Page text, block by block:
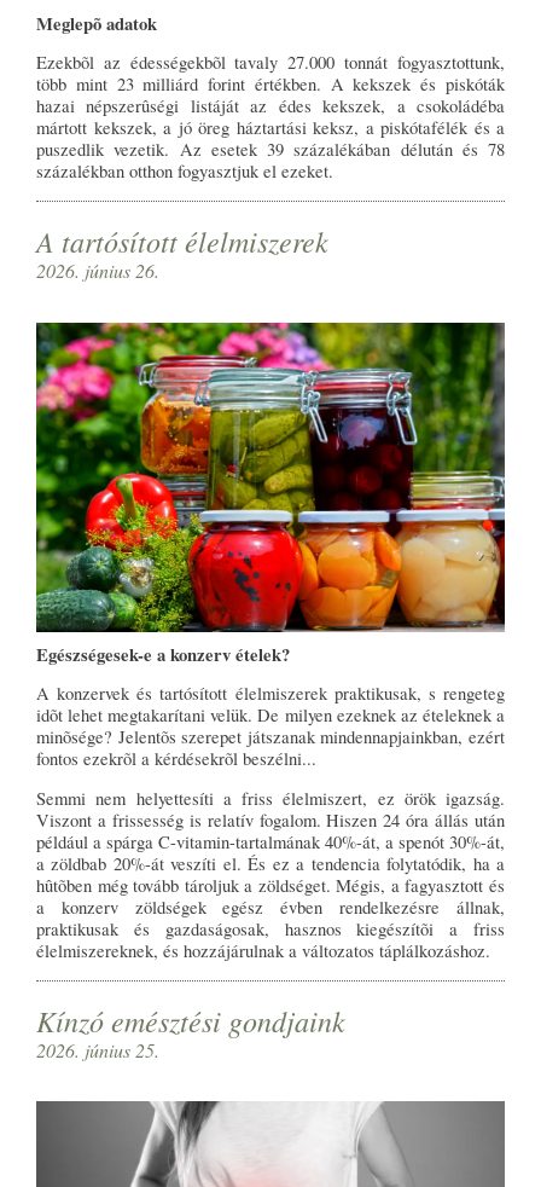
Meglepõ adatok
Ezekbõl az édességekbõl tavaly 27.000 tonnát fogyasztottunk,
több mint 23 milliárd forint értékben. A kekszek és piskóták
hazai népszerûségi listáját az édes kekszek, a csokoládéba
mártott kekszek, a jó öreg háztartási keksz, a piskótafélék és a
puszedlik vezetik. Az esetek 39 százalékában délután és 78
százalékban otthon fogyasztjuk el ezeket.
A tartósított élelmiszerek
2026. június 26.
Egészségesek-e a konzerv ételek?
A konzervek és tartósított élelmiszerek praktikusak, s rengeteg
idõt lehet megtakarítani velük. De milyen ezeknek az ételeknek a
minõsége? Jelentõs szerepet játszanak mindennapjainkban, ezért
fontos ezekrõl a kérdésekrõl beszélni...
Semmi nem helyettesíti a friss élelmiszert, ez örök igazság.
Viszont a frissesség is relatív fogalom. Hiszen 24 óra állás után
például a spárga C-vitamin-tartalmának 40%-át, a spenót 30%-át,
a zöldbab 20%-át veszíti el. És ez a tendencia folytatódik, ha a
hûtõben még tovább tároljuk a zöldséget. Mégis, a fagyasztott és
a konzerv zöldségek egész évben rendelkezésre állnak,
praktikusak és gazdaságosak, hasznos kiegészítõi a friss
élelmiszereknek, és hozzájárulnak a változatos táplálkozáshoz.
Kínzó emésztési gondjaink
2026. június 25.